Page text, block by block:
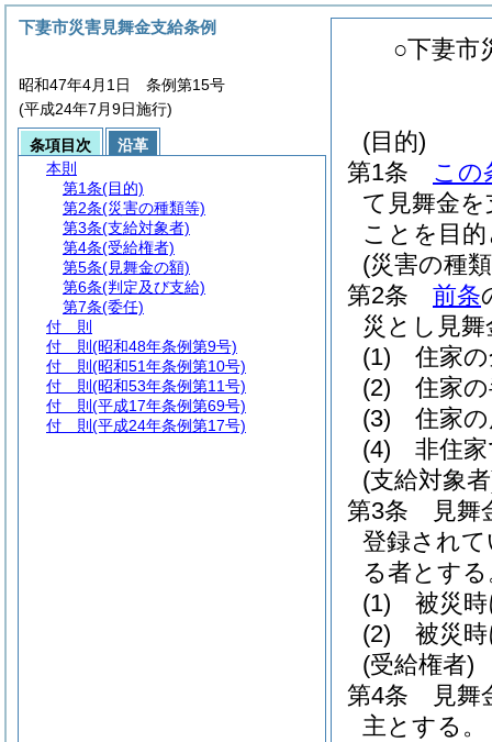
○下妻市
(目的)
第1条
この
て見舞金
ことを目
(災害の種
第2条
前条
災とし見
(1)
住家
(2)
住家
(3)
住家
(4)
非住
(支給対象
第3条
見舞
登録され
る者とす
(1)
被災
(2)
被災
(受給権者)
第4条
見舞
主とする。
下妻市災害見舞金支給条例
昭和47年4月1日 条例第15号
(平成24年7月9日施行)
条項目次
沿革
本則
第1条(目的)
第2条(災害の種類等)
第3条(支給対象者)
第4条(受給権者)
第5条(見舞金の額)
第6条(判定及び支給)
第7条(委任)
付 則
付 則 (昭和48年条例第9号)
付 則 (昭和51年条例第10号)
付 則 (昭和53年条例第11号)
付 則 (平成17年条例第69号)
付 則 (平成24年条例第17号)